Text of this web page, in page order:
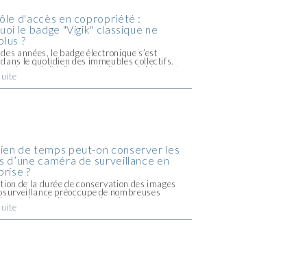
d'accès en copropriété :
le badge "Vigik" classique ne
?
années, le badge électronique s’est
le quotidien des immeubles collectifs.
de praticité, il permettait aux résidents et
autorisé d’entrer facilement dans
de temps peut-on conserver les
d’une caméra de surveillance en
?
de la durée de conservation des images
préoccupe de nombreuses
qui souhaitent sécuriser leurs locaux.
stricte, recommandations de la